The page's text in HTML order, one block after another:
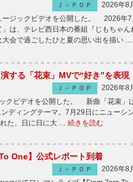
Ｊ－ＰＯＰ
2026年8
ージックビデオを公開した。 2026年7
は、テレビ西日本の番組『じもちゃん
会で過ごしたひと夏の思い出を描い …
する「花束」MVで“好き”を表現
Ｊ－ＰＯＰ
2026年8
クビデオを公開した。 新曲「花束」は
ディングテーマ。7月29日にニューシ
た、日に日に大 … 続きを読む
One】公式レポート到着
Ｊ－ＰＯＰ
2026年8